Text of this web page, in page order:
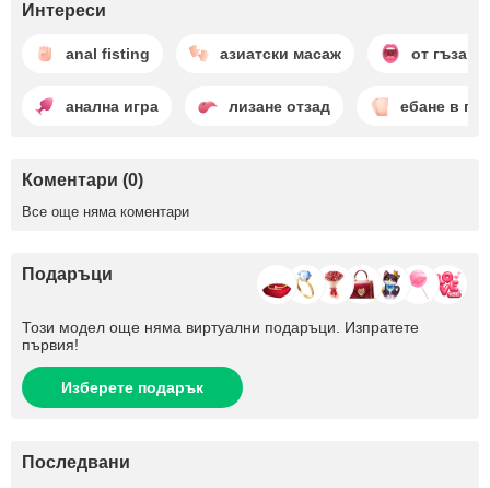
Интереси
anal fisting азиатски масаж от гъза в
анална игра лизане отзад ебане в
Коментари (0)
Все още няма коментари
Подаръци
Този модел още няма виртуални подаръци. Изпратете
първия!
Изберете подарък
Последвани